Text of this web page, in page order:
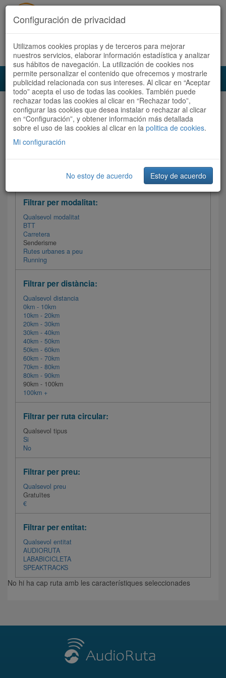
Accedeix Registra't ara Español Català
Audioruta Totes les rutes
Totes les rutes Ordenar per: Més recents / Dificultat
Filtrar les rutes
Filtrar per modalitat:
Qualsevol modalitat
BTT
Carretera
Senderisme
Rutes urbanes a peu
Running
Filtrar per distància:
Qualsevol distancia
0km - 10km
10km - 20km
20km - 30km
30km - 40km
40km - 50km
50km - 60km
60km - 70km
70km - 80km
80km - 90km
90km - 100km
100km +
Filtrar per ruta circular:
Qualsevol tipus
Si
No
Filtrar per preu:
Qualsevol preu
Gratuïtes
€
Filtrar per entitat:
Qualsevol entitat
AUDIORUTA
LABABICICLETA
SPEAKTRACKS
No hi ha cap ruta amb les característiques seleccionades
Configuración de privacidad
Utilizamos cookies propias y de terceros para mejorar
nuestros servicios, elaborar información estadística y analizar
sus hábitos de navegación. La utilización de cookies nos
permite personalizar el contenido que ofrecemos y mostrarle
publicidad relacionada con sus intereses. Al clicar en “Aceptar
todo” acepta el uso de todas las cookies. También puede
rechazar todas las cookies al clicar en “Rechazar todo”,
configurar las cookies que desea instalar o rechazar al clicar
en “Configuración”, y obtener información más detallada
sobre el uso de las cookies al clicar en la politica de cookies.
Mi configuración
No estoy de acuerdo Estoy de acuerdo